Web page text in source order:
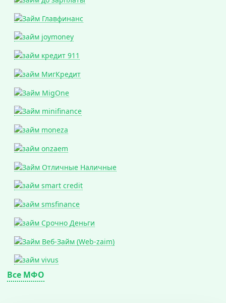
Все МФО